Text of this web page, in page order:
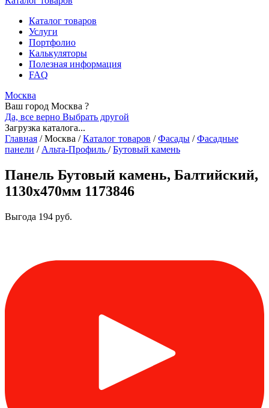
Каталог товаров
Услуги
Портфолио
Калькуляторы
Полезная информация
FAQ
Москва
Ваш город Москва ?
Да, все верно Выбрать другой
Загрузка каталога...
Главная /Москва / Каталог товаров / Фасады / Фасадные
панели / Альта-Профиль / Бутовый камень
Панель Бутовый камень, Балтийский,
1130х470мм 1173846
Выгода 194 руб.